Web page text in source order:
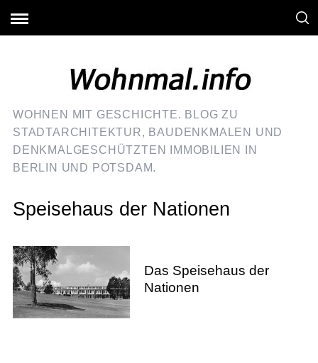
WOHNEN MIT GESCHICHTE. BLOG ZU
STADTARCHITEKTUR, BAUDENKMALEN UND
DENKMALGESCHÜTZTEN IMMOBILIEN IN
BERLIN UND POTSDAM.
Speisehaus der Nationen
Das Speisehaus der
Nationen